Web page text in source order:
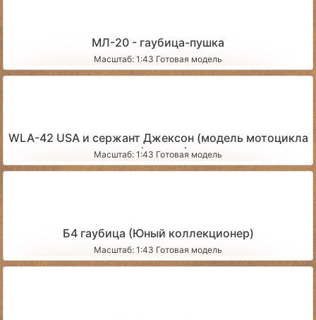
МЛ-20 - гаубица-пушка
Масштаб: 1:43 Готовая модель
WLA-42 USA и сержант Джексон (модель мотоцикла
и фигурка)
Масштаб: 1:43 Готовая модель
Б4 гаубица (Юный коллекционер)
Масштаб: 1:43 Готовая модель